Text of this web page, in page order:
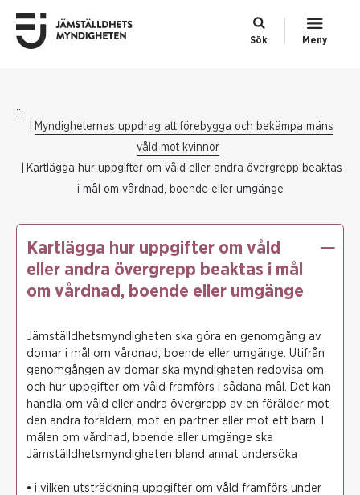
Sök Meny
...
Myndigheternas uppdrag att förebygga och bekämpa mäns
våld mot kvinnor
Kartlägga hur uppgifter om våld eller andra övergrepp beaktas
i mål om vårdnad, boende eller umgänge
Kartlägga hur uppgifter om våld
eller andra övergrepp beaktas i mål
om vårdnad, boende eller umgänge
Jämställdhetsmyndigheten ska göra en genomgång av
domar i mål om vårdnad, boende eller umgänge. Utifrån
genomgången av domar ska myndigheten redovisa om
och hur uppgifter om våld framförs i sådana mål. Det kan
handla om våld eller andra övergrepp av en förälder mot
den andra föräldern, mot en partner eller mot ett barn. I
målen om vårdnad, boende eller umgänge ska
Jämställdhetsmyndigheten bland annat undersöka
• i vilken utsträckning uppgifter om våld framförs under